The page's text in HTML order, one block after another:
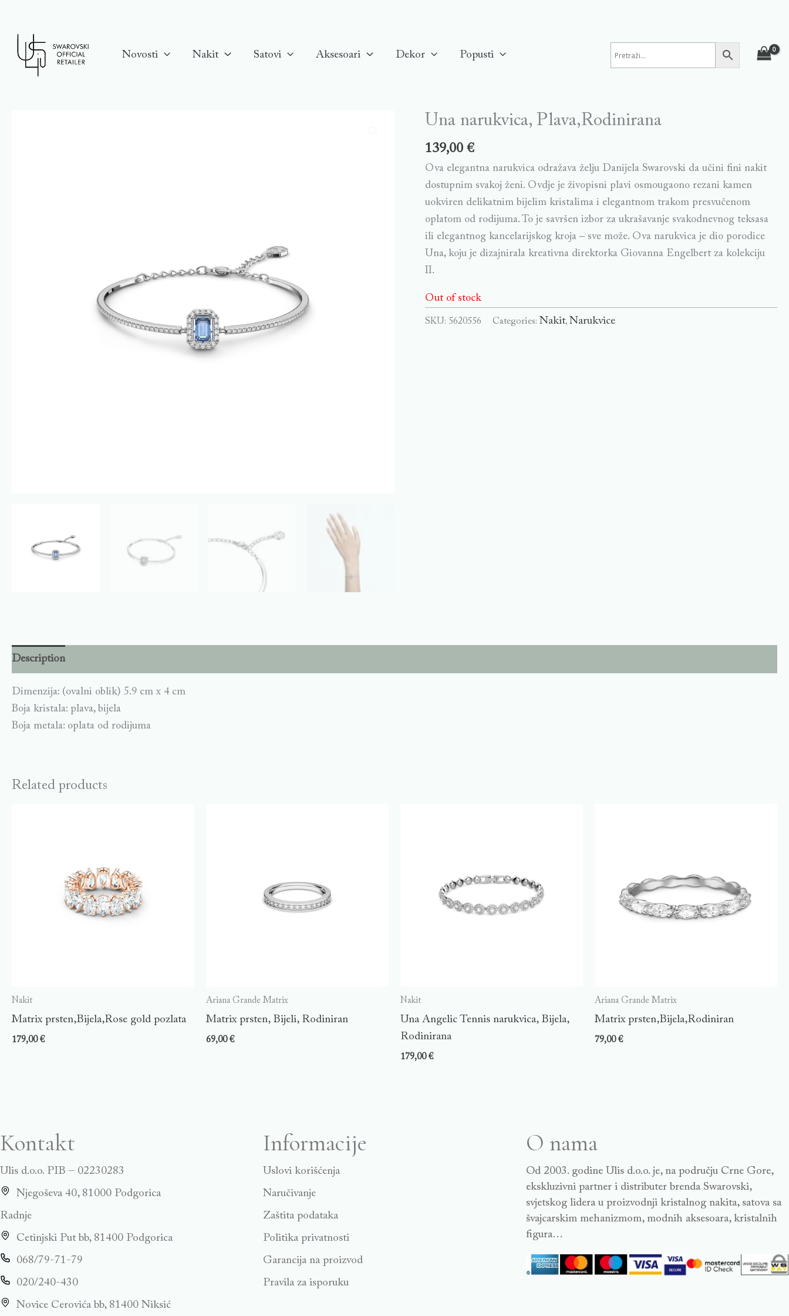
content
Novosti
Nakit Satovi Aksesoari Dekor Popusti
Una narukvica, Plava,Rodinirana
139,00€
Ova elegantna narukvica odražava želju Danijela Swarovski da učini fini nakit
dostupnim svakoj ženi. Ovdje je živopisni plavi osmougaono rezani kamen
uokviren delikatnim bijelim kristalima i elegantnom trakom presvučenom
oplatom od rodijuma. To je savršen izbor za ukrašavanje svakodnevnog teksasa
ili elegantnog kancelarijskog kroja – sve može. Ova narukvica je dio porodice
Una, koju je dizajnirala kreativna direktorka Giovanna Engelbert za kolekciju
II.
Out of stock
SKU: 5620556 Categories:Nakit,Narukvice
Description
Dimenzija: (ovalni oblik) 5.9 cm x 4 cm
Boja kristala: plava, bijela
Boja metala: oplata od rodijuma
Related products
Nakit
Matrix prsten,Bijela,Rose gold pozlata
179,00€
Ariana Grande Matrix
Matrix prsten, Bijeli, Rodiniran
69,00€
Nakit
Una Angelic Tennis narukvica, Bijela,
Rodinirana
179,00€
Ariana Grande Matrix
Matrix prsten,Bijela,Rodiniran
79,00€
Kontakt
Ulis d.o.o. PIB – 02230283
Njegoševa 40, 81000 Podgorica
Radnje
Cetinjski Put bb, 81400 Podgorica
068/79-71-79
020/240-430
Novice Cerovića bb, 81400 Niksić
Informacije
Uslovi korišćenja
Naručivanje
Zaštita podataka
Politika privatnosti
Garancija na proizvod
Pravila za isporuku
O nama
Od 2003. godine Ulis d.o.o. je, na području Crne Gore,
ekskluzivni partner i distributer brenda Swarovski,
svjetskog lidera u proizvodnji kristalnog nakita, satova sa
švajcarskim mehanizmom, modnih aksesoara, kristalnih
figura…